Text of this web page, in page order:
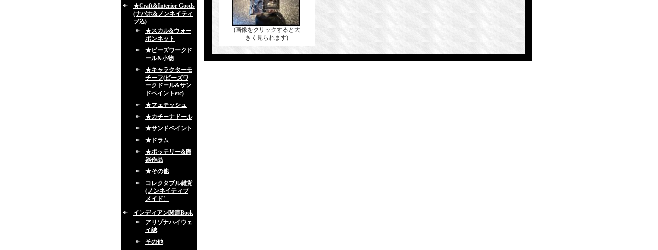
★Craft&Interior Goods
(ナバホ&ノンネイティ
ブ込)
★スカル&ウォー
ボンネット
★ビーズワークド
ール&小物
★キャラクターモ
チーフ(ビーズワ
ークドール&サン
ドペイントetc)
★フェテッシュ
★カチーナドール
★サンドペイント
★ドラム
★ポッテリー&陶
器作品
★その他
コレクタブル雑貨
(ノンネイティブ
メイド）
インディアン関連Book
アリゾナハイウェ
イ誌
その他
(画像をクリックすると大
きく見られます)